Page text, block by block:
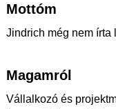
Mottóm
Jindrich még nem írta
Magamról
Vállalkozó és